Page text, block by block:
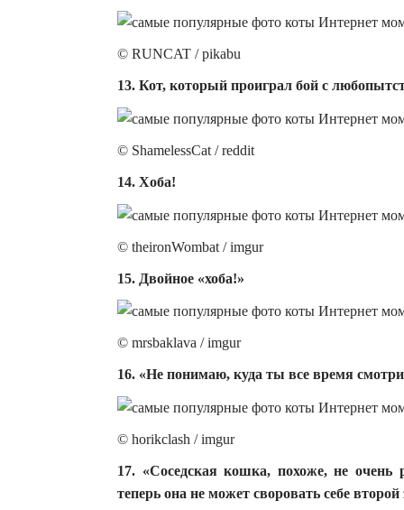
© RUNCAT / pikabu
13. Кот, который проиграл бой с
© ShamelessCat / reddit
14. Хоба!
© theironWombat / imgur
15. Двойное «хоба!»
© mrsbaklava / imgur
16. «Не понимаю, куда ты все время
© horikclash / imgur
17. «Соседская кошка, похоже, не
теперь она не может своровать себе второй